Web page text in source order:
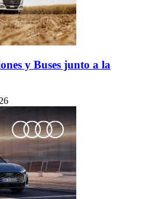
y Buses junto a la